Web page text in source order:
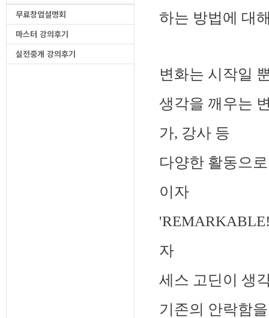
무료창업설명회
마스터 강의후기
실전중개 강의후기
하는 방법에 대
변화는 시작일
생각을 깨우는
가, 강사 등
다양한 활동으
이자
자
세스 고딘이 생
기존의 안락함